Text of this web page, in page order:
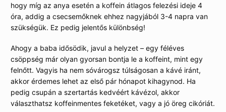
hogy míg az anya esetén a koffein átlagos felezési ideje 4
óra, addig a csecsemőknek ehhez nagyjából 3-4 napra van
szükségük. Ez pedig jelentős különbség!
Ahogy a baba idősödik, javul a helyzet – egy féléves
csöppség már olyan gyorsan bontja le a koffeint, mint egy
felnőtt. Vagyis ha nem sóvárogsz túlságosan a kávé iránt,
akkor érdemes lehet az első pár hónapot kihagynod. Ha
pedig csupán a szertartás kedvéért kávézol, akkor
választhatsz koffeinmentes feketéket, vagy a jó öreg cikóriát.